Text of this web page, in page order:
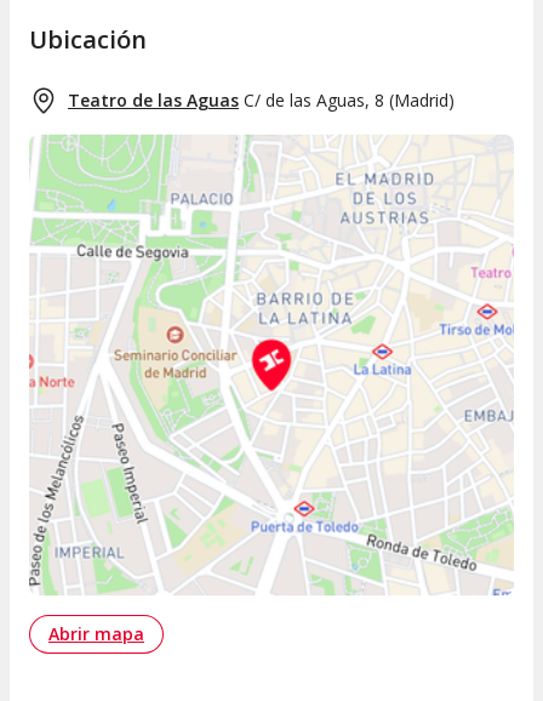
Ubicación
Teatro de las Aguas C/ de las Aguas, 8 (Madrid)
Abrir mapa